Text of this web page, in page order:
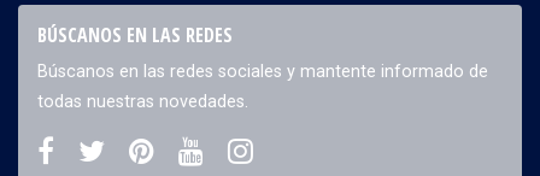
BÚSCANOS EN LAS REDES
Búscanos en las redes sociales y mantente informado de
todas nuestras novedades.